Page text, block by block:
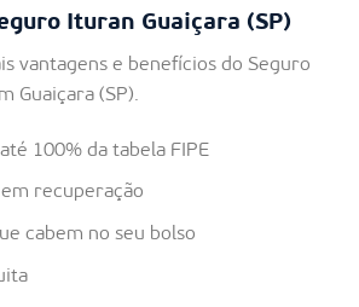
Ituran Guaiçara (SP)
vantagens e benefícios do Seguro
Guaiçara (SP).
100% da tabela FIPE
recuperação
cabem no seu bolso